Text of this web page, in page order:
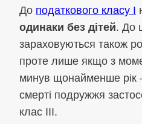
До податкового класу I
одинаки без дітей. До
зараховуються також
проте лише якщо з
минув щонайменше рік
смерті подружжя
клас III.